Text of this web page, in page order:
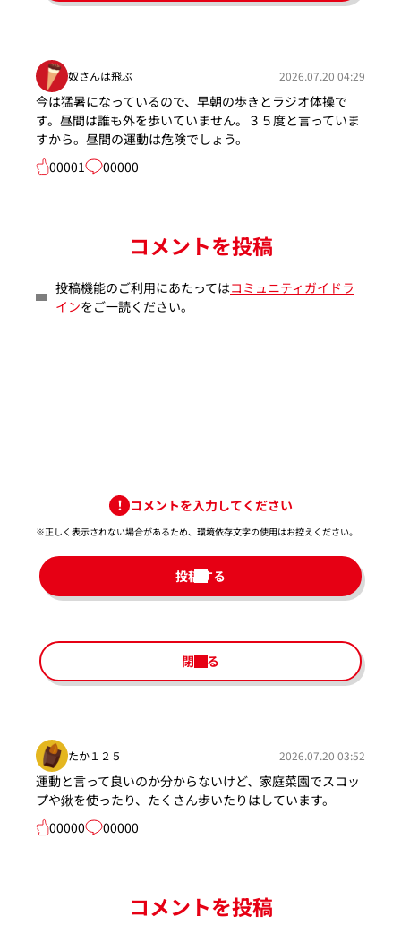
奴さんは飛ぶ 2026.07.20 04:29
今は猛暑になっているので、早朝の歩きとラジオ体操で
す。昼間は誰も外を歩いていません。３５度と言っていま
すから。昼間の運動は危険でしょう。
00001
00000
コメントを投稿
投稿機能のご利用にあたってはコミュニティガイドラ
インをご一読ください。
コメントを入力してください
※正しく表示されない場合があるため、環境依存文字の使用はお控えください。​
投稿する
閉じる
たか１２５ 2026.07.20 03:52
運動と言って良いのか分からないけど、家庭菜園でスコッ
プや鍬を使ったり、たくさん歩いたりはしています。
00000
00000
コメントを投稿